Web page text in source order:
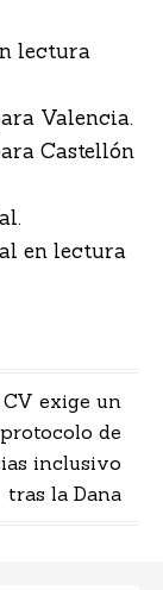
lectura
Valencia.
Castellón
en lectura
CV exige un
protocolo de
inclusivo
tras la Dana